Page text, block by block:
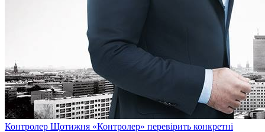
Контролер Щотижня «Контролер» перевірить конкретні